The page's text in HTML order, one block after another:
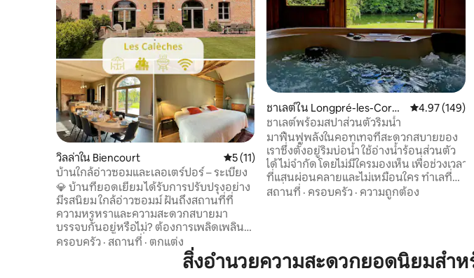
วิลล่าใน Biencourt คะแนนเฉลี่ย 5 จาก 5, 11 รีวิว
5 (11)
บ้านใกล้อ่าวซอมและเลอเตร์ปอร์ – ระเบียง
💎 บ้านที่ยอดเยี่ยม ได้รับการปรับปรุงอย่าง
มีรสนิยม ใกล้อ่าวซอมม์ ฝันถึงสถานที่ที่
ความหรูหราและความสะดวกสบายมา
บรรจบกันอยู่หรือไม่? ต้องการเพลิดเพลิน
กับสวนขนาดใหญ่ที่หันหน้าไปทางทิศใต้
หรือบาร์บีคิวยามค่ำคืนบนระเบียงหรือไม่?
กำลังมองหาที่พักที่มีการตกแต่งภายใน
ครอบครัว · สถานที่ · ตกแต่ง
ชาเลต์ใน Longpré-les-Corps
-Saints
คะแนนเฉลี่ย
4.97 (149)
ชาเลต์พร้อมสปาส่วนตัวริมน้ำ
มาฟื้นฟูพลังในคอทเทจที่สะดวกสบายของ
เราซึ่งตั้งอยู่ริมบ่อน้ำ ใช้อ่างน้ำร้อนส่วนตัว
ได้ไม่จำกัด โดยไม่มีใครมองเห็น เพื่อช่วงเวลา
ที่แสนผ่อนคลายและไม่เหมือนใคร ทำเลที่ตั้ง
ดีเยี่ยม: ห่างจากอามียง 30 กม. ห่างจา
กอับเบวิลล์ 20 กม. ห่างจากแซ็ง-วาเลรี-ซูร์-
ตั้งแต่ที่ชาเลต์ สำหรับผู้ที่ชื่นชอบการตก
ปลา: สระน้ำส่วนตัว ตกได้ไม่จำกัดครั้งใน
สถานที่ · ครอบครัว · ความถูกต้อง
สิ่งอำนวยความสะดวกยอดนิยมสำ